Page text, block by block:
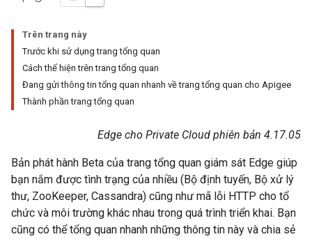
Trên trang này
Trước khi sử dụng trang tổng quan
Cách thể hiện trên trang tổng quan
Đang gửi thông tin tổng quan nhanh về trang tổng quan cho Apigee
Thành phần trang tổng quan
Edge cho Private Cloud phiên bản 4.17.05
Bản phát hành Beta của trang tổng quan giám sát Edge giúp
bạn nắm được tình trạng của nhiều (Bộ định tuyến, Bộ xử lý
thư, ZooKeeper, Cassandra) cũng như mã lỗi HTTP cho tổ
chức và môi trường khác nhau trong quá trình triển khai. Bạn
cũng có thể tổng quan nhanh những thông tin này và chia sẻ